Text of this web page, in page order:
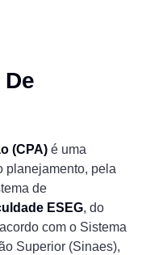
(CPA) é uma
planejamento, pela
de
ESEG, do
com o Sistema
Superior (Sinaes),